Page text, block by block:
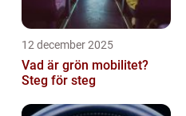
12 december 2025
Vad är grön mobilitet?
Steg för steg